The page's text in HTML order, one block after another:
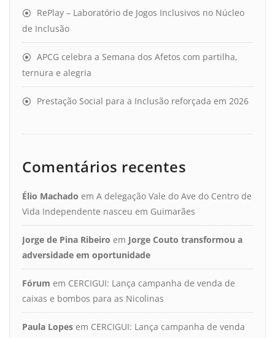
RePlay – Laboratório de Jogos Inclusivos no Núcleo
de Inclusão
APCG celebra a Semana dos Afetos com partilha,
ternura e alegria
Prestação Social para a Inclusão reforçada em 2026
Comentários recentes
Élio Machado em A delegação Vale do Ave do Centro de
Vida Independente nasceu em Guimarães
Jorge de Pina Ribeiro em Jorge Couto transformou a
adversidade em oportunidade
Fórum em CERCIGUI: Lança campanha de venda de
caixas e bombos para as Nicolinas
Paula Lopes em CERCIGUI: Lança campanha de venda